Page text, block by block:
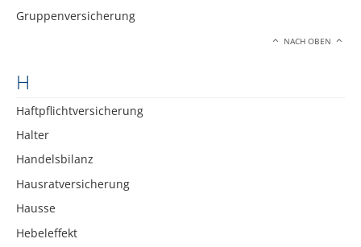
Gruppenversicherung
NACH OBEN
H
Haftpflichtversicherung
Halter
Handelsbilanz
Hausratversicherung
Hausse
Hebeleffekt